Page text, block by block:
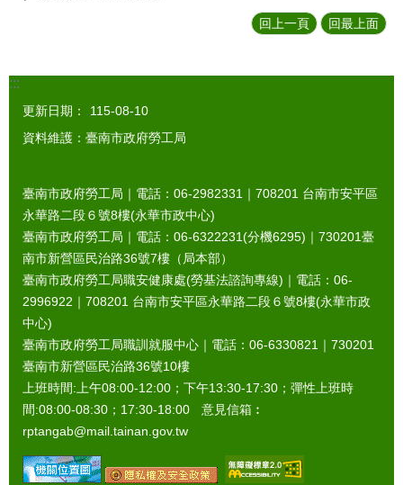
回上一頁 回最上面
:::
更新日期：
115-08-10
資料維護：臺南市政府勞工局
臺南市政府勞工局｜電話：06-2982331｜ 708201 台南市安平區
永華路二段６號8樓(永華市政中心)
臺南市政府勞工局｜電話：06-6322231(分機6295)｜ 730201臺
南市新營區民治路36號7樓（局本部）
臺南市政府勞工局職安健康處(勞基法諮詢專線)｜電話：06-
2996922｜ 708201 台南市安平區永華路二段６號8樓(永華市政
中心)
臺南市政府勞工局職訓就服中心｜電話：06-6330821｜ 730201
臺南市新營區民治路36號10樓
上班時間:上午08:00-12:00；下午13:30-17:30；彈性上班時
間:08:00-08:30；17:30-18:00 意見信箱︰
rptangab@mail.tainan.gov.tw